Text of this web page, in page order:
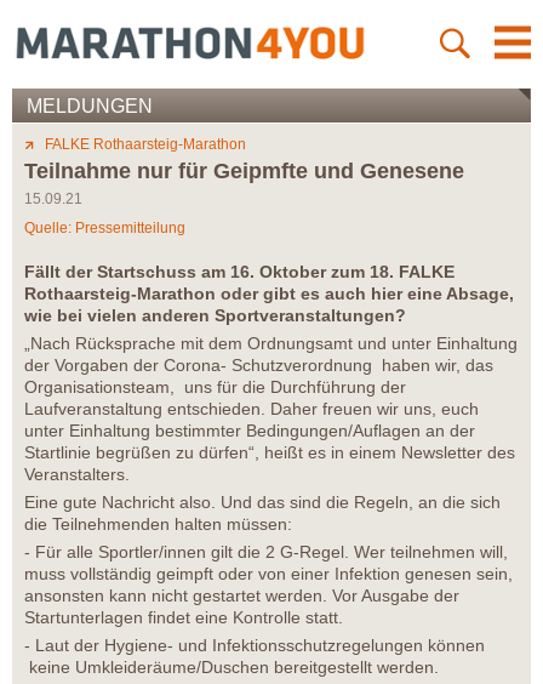
MELDUNGEN
FALKE Rothaarsteig-Marathon
Teilnahme nur für Geipmfte und Genesene
15.09.21
Quelle: Pressemitteilung
Fällt der Startschuss am 16. Oktober zum 18. FALKE
Rothaarsteig-Marathon oder gibt es auch hier eine Absage,
wie bei vielen anderen Sportveranstaltungen?
„Nach Rücksprache mit dem Ordnungsamt und unter Einhaltung
der Vorgaben der Corona- Schutzverordnung haben wir, das
Organisationsteam, uns für die Durchführung der
Laufveranstaltung entschieden. Daher freuen wir uns, euch
unter Einhaltung bestimmter Bedingungen/Auflagen an der
Startlinie begrüßen zu dürfen“, heißt es in einem Newsletter des
Veranstalters.
Eine gute Nachricht also. Und das sind die Regeln, an die sich
die Teilnehmenden halten müssen:
- Für alle Sportler/innen gilt die 2 G-Regel. Wer teilnehmen will,
muss vollständig geimpft oder von einer Infektion genesen sein,
ansonsten kann nicht gestartet werden. Vor Ausgabe der
Startunterlagen findet eine Kontrolle statt.
- Laut der Hygiene- und Infektionsschutzregelungen können
keine Umkleideräume/Duschen bereitgestellt werden.